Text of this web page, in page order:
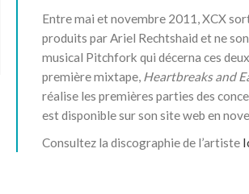
Entre mai etnovembre 2011 , XCX
produits par Ariel Rechtshaid et ne
musical Pitchfork qui décerna ces
première mixtape, Heartbreaks and
réalise les premières parties des
est disponible sur son site web en
Consultez la discographie de l’artiste